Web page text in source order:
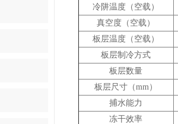
冷阱温度（空载）
真空度（空载）
板层温度（空载）
板层制冷方式
板层数量
板层尺寸（mm）
捕水能力
冻干效率